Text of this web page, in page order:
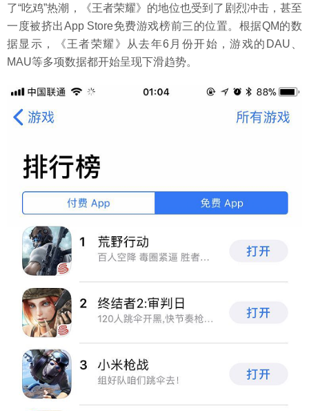
了“吃鸡”热潮，《王者荣耀》的地位也受到了剧烈冲击，甚至
一度被挤出App Store免费游戏榜前三的位置。根据QM的数
据显示，《王者荣耀》从去年6月份开始，游戏的DAU、
MAU等多项数据都开始呈现下滑趋势。